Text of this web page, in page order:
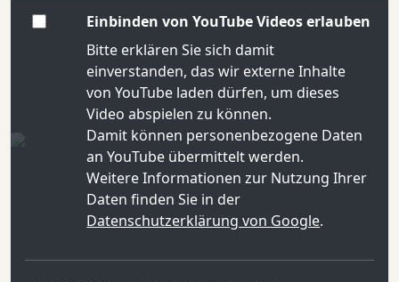
Einbinden von YouTube Videos erlauben
Bitte erklären Sie sich damit
einverstanden, das wir externe Inhalte
von YouTube laden dürfen, um dieses
Video abspielen zu können.
Damit können personenbezogene Daten
an YouTube übermittelt werden.
Weitere Informationen zur Nutzung Ihrer
Daten finden Sie in der
Datenschutzerklärung von Google.